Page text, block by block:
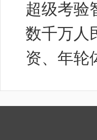
超级考验
数千万人
资、年轮